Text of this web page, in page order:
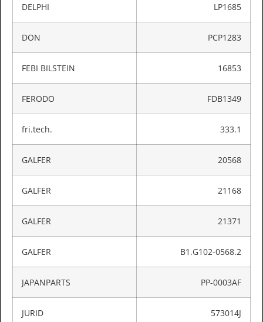
DELPHI LP1685
DON PCP1283
FEBI BILSTEIN 16853
FERODO FDB1349
fri.tech. 333.1
GALFER 20568
GALFER 21168
GALFER 21371
GALFER B1.G102-0568.2
JAPANPARTS PP-0003AF
JURID 573014J